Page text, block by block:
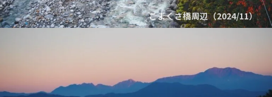
こまくさ橋周辺（2024/11）